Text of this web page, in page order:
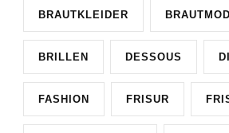
BRAUTKLEIDER
BRILLEN DESSOUS
FASHION FRISUR